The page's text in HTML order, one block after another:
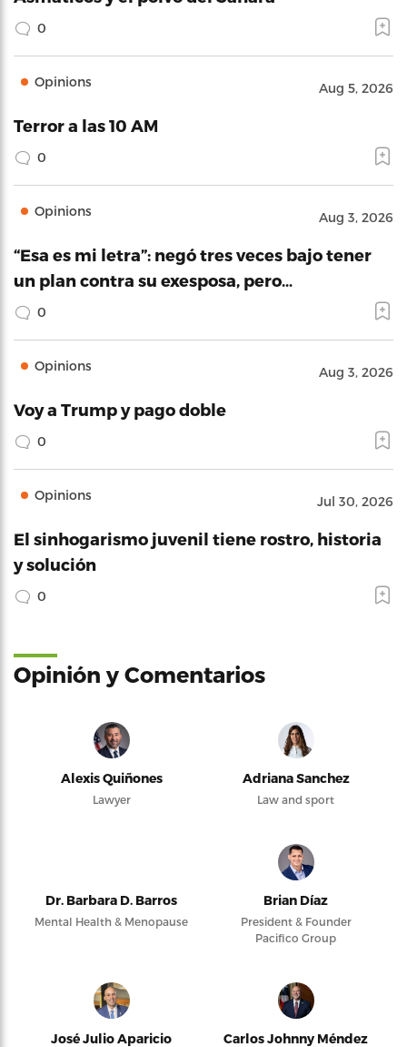
0
Opinions Aug 5, 2026
Terror a las 10 AM
0
Opinions Aug 3, 2026
“Esa es mi letra”: negó tres veces bajo tener
un plan contra su exesposa, pero…
0
Opinions Aug 3, 2026
Voy a Trump y pago doble
0
Opinions Jul 30, 2026
El sinhogarismo juvenil tiene rostro, historia
y solución
0
Opinión y Comentarios
Alexis Quiñones
Lawyer
Adriana Sanchez
Law and sport
Dr. Barbara D. Barros
Mental Health & Menopause
Brian Díaz
President & Founder
Pacifico Group
José Julio Aparicio
Carlos Johnny Méndez